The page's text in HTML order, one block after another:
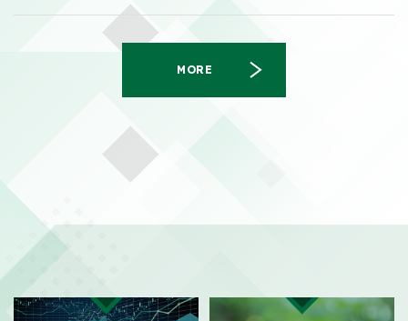
MORE
2027年３月期第１四半期決算短信〔日本基準〕(連結)
（558KB）
2026/08/03
自己株式の取得状況に関するお知らせ （101KB）